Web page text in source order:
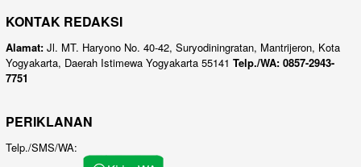
KONTAK REDAKSI
Alamat: Jl. MT. Haryono No. 40-42, Suryodiningratan, Mantrijeron, Kota
Yogyakarta, Daerah Istimewa Yogyakarta 55141 Telp./WA: 0857-2943-
7751
PERIKLANAN
Telp./SMS/WA: